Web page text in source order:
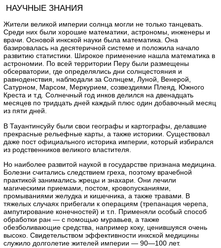
НАУЧНЫЕ ЗНАНИЯ
Жители великой империи солнца могли не только танцевать.
Среди них были хорошие математики, астрономы, инженеры и
врачи. Основой инкской науки была математика. Она
базировалась на десятеричной системе и положила начало
развитию статистики. Широкое применение нашла математика в
астрономии. По всей территории Перу были размещены
обсерватории, где определялись дни солнцестояния и
равноденствия, наблюдали за Солнцем, Луной, Венерой,
Сатурном, Марсом, Меркурием, созвездиями Плеяд, Южного
Креста и т.д. Солнечный год инков делился на двенадцать
месяцев по тридцать дней каждый плюс один добавочный месяц
из пяти дней.
В Тауантинсуйу были свои географы и картографы, делавшие
прекрасные рельефные карты, а также историки. Существовал
даже пост официального историка империи, который избирался
из родственников великого властителя.
Но наиболее развитой наукой в государстве признана медицина.
Болезни считались следствием греха, поэтому врачебной
практикой занимались жрецы и знахари. Они лечили
магическими приемами, постом, кровопусканиями,
промываниями желудка и кишечника, а также травами. В
тяжелых случаях прибегали к операциям (трепанация черепа,
ампутирование конечностей) и т.п. Применяли особый способ
обработки ран — с помощью муравьев, а также
обезболивающие средства, например коку, ценившуяся очень
высоко. Свидетельством эффективности инкской медицины
служило долголетие жителей империи — 90—100 лет.